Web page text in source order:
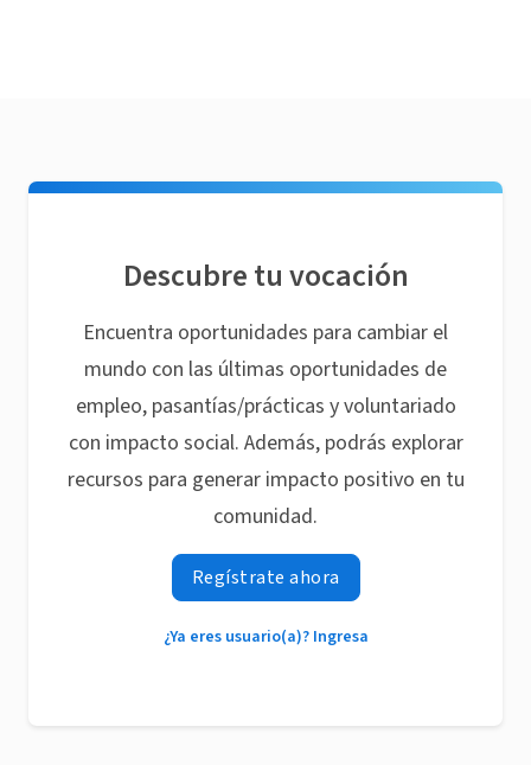
Descubre tu vocación
Encuentra oportunidades para cambiar el
mundo con las últimas oportunidades de
empleo, pasantías/prácticas y voluntariado
con impacto social. Además, podrás explorar
recursos para generar impacto positivo en tu
comunidad.
Regístrate ahora
¿Ya eres usuario(a)? Ingresa